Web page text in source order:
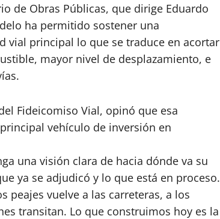
de Obras Públicas, que dirige Eduardo
ha permitido sostener una
vial principal lo que se traduce en acortar
mayor nivel de desplazamiento, e
Fideicomiso Vial, opinó que esa
vehículo de inversión en
una visión clara de hacia dónde va su
ya se adjudicó y lo que está en proceso.
peajes vuelve a las carreteras, a los
transitan. Lo que construimos hoy es la